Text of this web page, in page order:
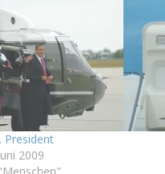
President
2009